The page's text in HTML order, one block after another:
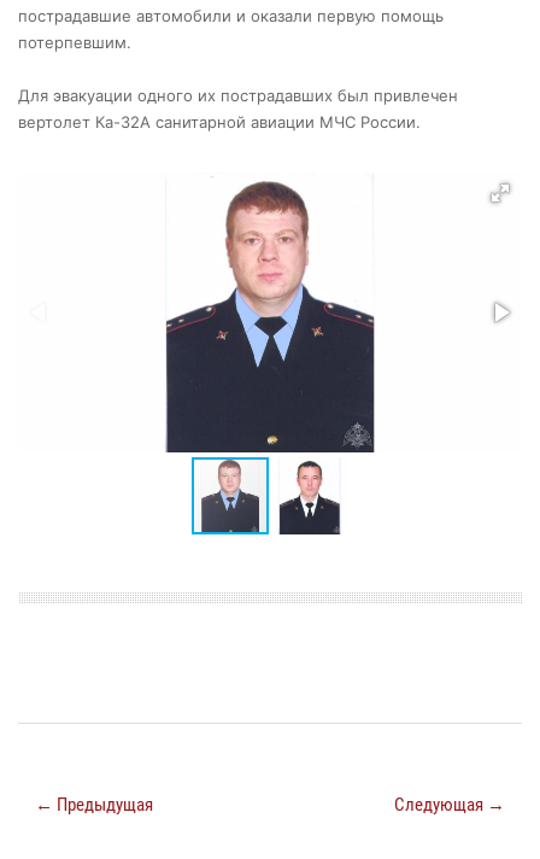
пострадавшие автомобили и оказали первую помощь
потерпевшим.
Для эвакуации одного их пострадавших был привлечен
вертолет Ка-32А санитарной авиации МЧС России.
← Предыдущая Следующая →